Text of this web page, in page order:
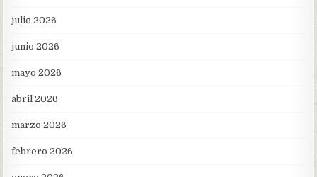
julio 2026
junio 2026
mayo 2026
abril 2026
marzo 2026
febrero 2026